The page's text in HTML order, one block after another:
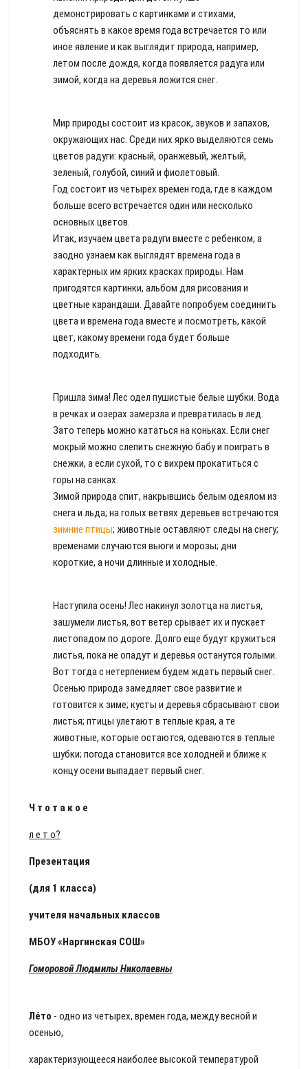
демонстрировать с картинками и стихами,
объяснять в какое время года встречается то или
иное явление и как выглядит природа, например,
летом после дождя, когда появляется радуга или
зимой, когда на деревья ложится снег.
Мир природы состоит из красок, звуков и запахов,
окружающих нас. Среди них ярко выделяются семь
цветов радуги: красный, оранжевый, желтый,
зеленый, голубой, синий и фиолетовый.
Год состоит из четырех времен года, где в каждом
больше всего встречается один или несколько
основных цветов.
Итак, изучаем цвета радуги вместе с ребенком, а
заодно узнаем как выглядят времена года в
характерных им ярких красках природы. Нам
пригодятся картинки, альбом для рисования и
цветные карандаши. Давайте попробуем соединить
цвета и времена года вместе и посмотреть, какой
цвет, какому времени года будет больше
подходить.
Пришла зима! Лес одел пушистые белые шубки. Вода
в речках и озерах замерзла и превратилась в лед.
Зато теперь можно кататься на коньках. Если снег
мокрый можно слепить снежную бабу и поиграть в
снежки, а если сухой, то с вихрем прокатиться с
горы на санках.
Зимой природа спит, накрывшись белым одеялом из
снега и льда; на голых ветвях деревьев встречаются
зимние птицы; животные оставляют следы на снегу;
временами случаются вьюги и морозы; дни
короткие, а ночи длинные и холодные.
Наступила осень! Лес накинул золотца на листья,
зашумели листья, вот ветер срывает их и пускает
листопадом по дороге. Долго еще будут кружиться
листья, пока не опадут и деревья останутся голыми.
Вот тогда с нетерпением будем ждать первый снег.
Осенью природа замедляет свое развитие и
готовится к зиме; кусты и деревья сбрасывают свои
листья; птицы улетают в теплые края, а те
животные, которые остаются, одеваются в теплые
шубки; погода становится все холодней и ближе к
концу осени выпадает первый снег.
Ч т о т а к о е
л е т о?
Презентация
(для 1 класса)
учителя начальных классов
МБОУ «Наргинская СОШ»
Гоморовой Людмилы Николаевны
Ле́то - одно из четырех, времен года, между весной и
осенью,
характеризующееся наиболее высокой температурой